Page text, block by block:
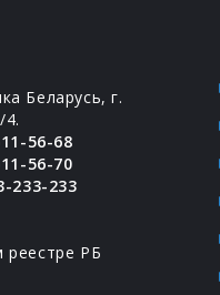
Беларусь, г.
56-68
56-70
233-233
реестре РБ